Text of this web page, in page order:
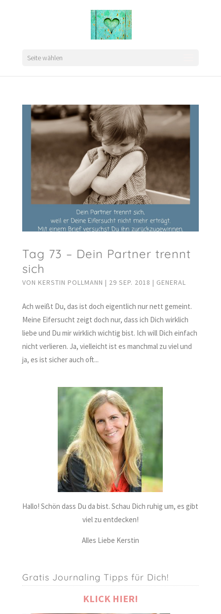
Seite wählen
Tag 73 – Dein Partner trennt
sich
VON KERSTIN POLLMANN | 29 SEP. 2018 | GENERAL
Ach weißt Du, das ist doch eigentlich nur nett gemeint.
Meine Eifersucht zeigt doch nur, dass ich Dich wirklich
liebe und Du mir wirklich wichtig bist. Ich will Dich einfach
nicht verlieren. Ja, vielleicht ist es manchmal zu viel und
ja, es ist sicher auch oft...
Hallo! Schön dass Du da bist. Schau Dich ruhig um, es gibt
viel zu entdecken!
Alles Liebe Kerstin
Gratis Journaling Tipps für Dich!
KLICK HIER!